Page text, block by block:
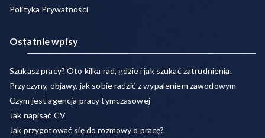
Polityka Prywatności
Ostatnie wpisy
Szukasz pracy? Oto kilka rad, gdzie i jak szukać zatrudnienia.
Przyczyny, objawy, jak sobie radzić z wypaleniem zawodowym
Czym jest agencja pracy tymczasowej
Jak napisać CV
Jak przygotować się do rozmowy o pracę?